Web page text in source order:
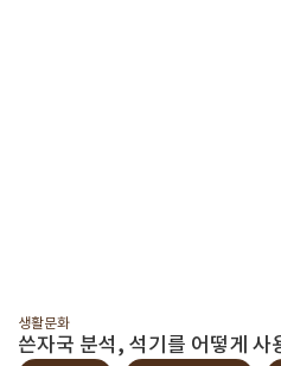
생활문화
쓴자국 분석, 석기를 어떻게 사